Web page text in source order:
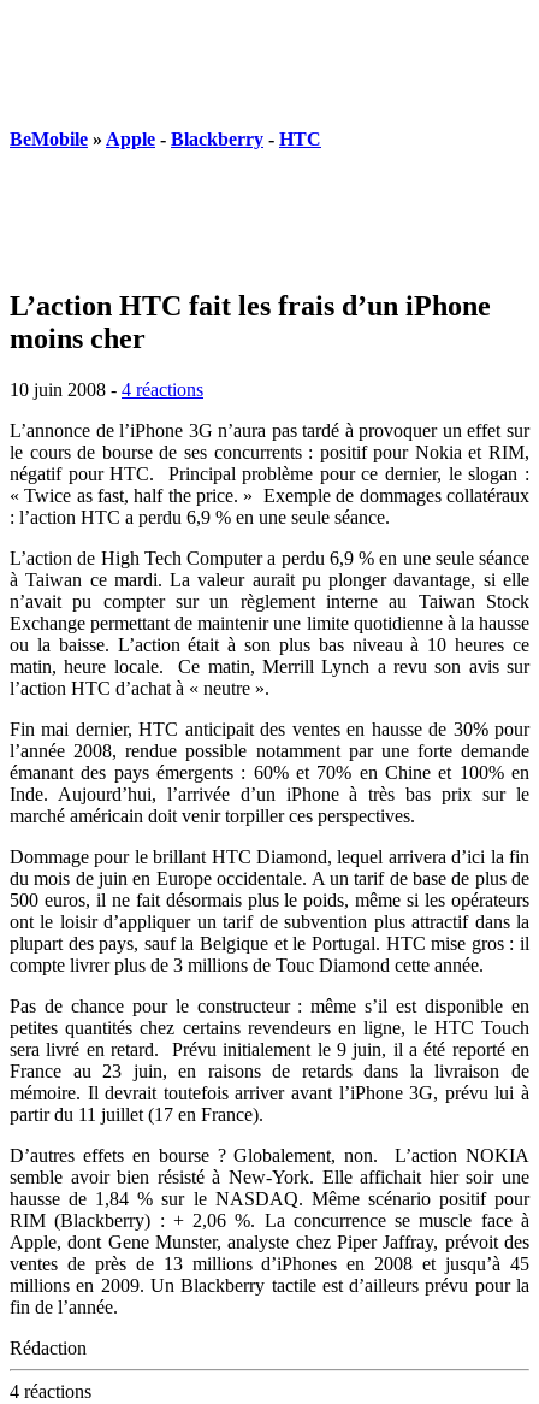
BeMobile » Apple - Blackberry - HTC
L’action HTC fait les frais d’un iPhone
moins cher
10 juin 2008 - 4 réactions
L’annonce de l’iPhone 3G n’aura pas tardé à provoquer un effet sur
le cours de bourse de ses concurrents : positif pour Nokia et RIM,
négatif pour HTC. Principal problème pour ce dernier, le slogan :
« Twice as fast, half the price. » Exemple de dommages collatéraux
: l’action HTC a perdu 6,9 % en une seule séance.
L’action de High Tech Computer a perdu 6,9 % en une seule séance
à Taiwan ce mardi. La valeur aurait pu plonger davantage, si elle
n’avait pu compter sur un règlement interne au Taiwan Stock
Exchange permettant de maintenir une limite quotidienne à la hausse
ou la baisse. L’action était à son plus bas niveau à 10 heures ce
matin, heure locale. Ce matin, Merrill Lynch a revu son avis sur
l’action HTC d’achat à « neutre ».
Fin mai dernier, HTC anticipait des ventes en hausse de 30% pour
l’année 2008, rendue possible notamment par une forte demande
émanant des pays émergents : 60% et 70% en Chine et 100% en
Inde. Aujourd’hui, l’arrivée d’un iPhone à très bas prix sur le
marché américain doit venir torpiller ces perspectives.
Dommage pour le brillant HTC Diamond, lequel arrivera d’ici la fin
du mois de juin en Europe occidentale. A un tarif de base de plus de
500 euros, il ne fait désormais plus le poids, même si les opérateurs
ont le loisir d’appliquer un tarif de subvention plus attractif dans la
plupart des pays, sauf la Belgique et le Portugal. HTC mise gros : il
compte livrer plus de 3 millions de Touc Diamond cette année.
Pas de chance pour le constructeur : même s’il est disponible en
petites quantités chez certains revendeurs en ligne, le HTC Touch
sera livré en retard. Prévu initialement le 9 juin, il a été reporté en
France au 23 juin, en raisons de retards dans la livraison de
mémoire. Il devrait toutefois arriver avant l’iPhone 3G, prévu lui à
partir du 11 juillet (17 en France).
D’autres effets en bourse ? Globalement, non. L’action NOKIA
semble avoir bien résisté à New-York. Elle affichait hier soir une
hausse de 1,84 % sur le NASDAQ. Même scénario positif pour
RIM (Blackberry) : + 2,06 %. La concurrence se muscle face à
Apple, dont Gene Munster, analyste chez Piper Jaffray, prévoit des
ventes de près de 13 millions d’iPhones en 2008 et jusqu’à 45
millions en 2009. Un Blackberry tactile est d’ailleurs prévu pour la
fin de l’année.
Rédaction
4 réactions